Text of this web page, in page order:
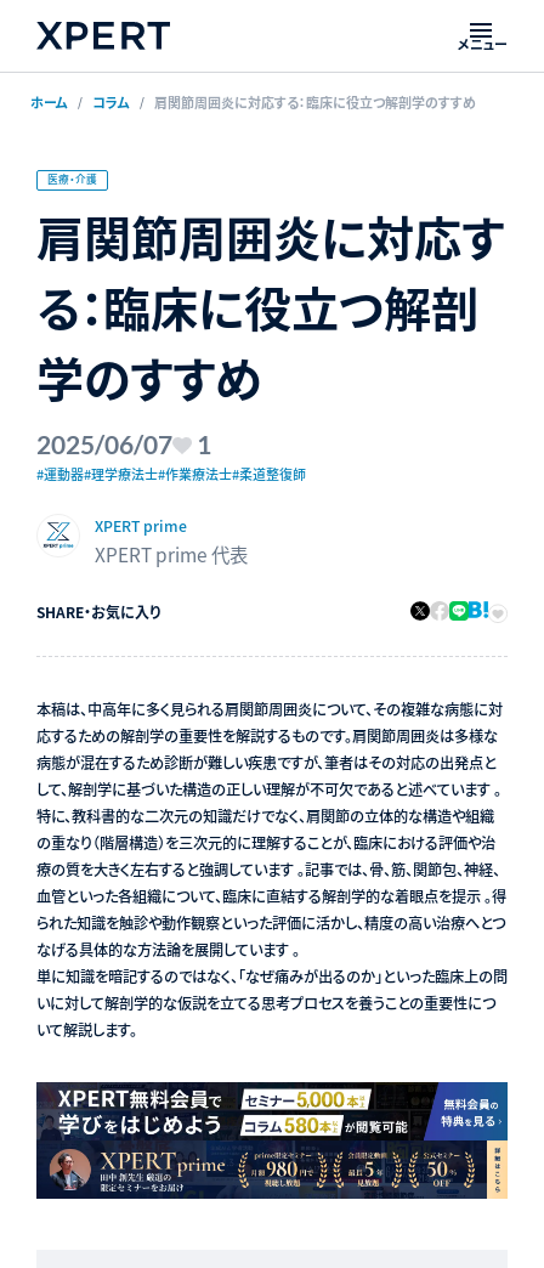
メニュー
ホーム コラム 肩関節周囲炎に対応する：臨床に役立つ解剖学のすすめ
医療・介護
肩関節周囲炎に対応す
る：臨床に役立つ解剖
学のすすめ
2025/06/07 1
#運動器#理学療法士#作業療法士#柔道整復師
XPERT prime
XPERT prime 代表
SHARE・お気に入り
本稿は、中高年に多く見られる肩関節周囲炎について、その複雑な病態に対
応するための解剖学の重要性を解説するものです。肩関節周囲炎は多様な
病態が混在するため診断が難しい疾患ですが、筆者はその対応の出発点と
して、解剖学に基づいた構造の正しい理解が不可欠であると述べています 。
特に、教科書的な二次元の知識だけでなく、肩関節の立体的な構造や組織
の重なり（階層構造）を三次元的に理解することが、臨床における評価や治
療の質を大きく左右すると強調しています 。記事では、骨、筋、関節包、神経、
血管といった各組織について、臨床に直結する解剖学的な着眼点を提示 。得
られた知識を触診や動作観察といった評価に活かし、精度の高い治療へとつ
なげる具体的な方法論を展開しています 。
単に知識を暗記するのではなく、「なぜ痛みが出るのか」といった臨床上の問
いに対して解剖学的な仮説を立てる思考プロセスを養うことの重要性につ
いて解説します。